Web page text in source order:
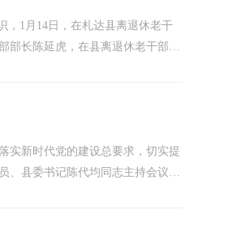
，1月14日，在札达县离退休老干
部长陈延虎，在县离退休老干部及
实新时代党的建设总要求，切实提
、县委书记陈代均同志主持会议并